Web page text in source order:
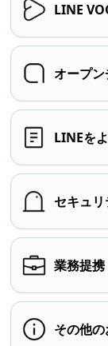
LINE
オープン
LINEを
セキュ
業務提携
その他